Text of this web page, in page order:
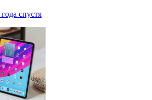
года спустя